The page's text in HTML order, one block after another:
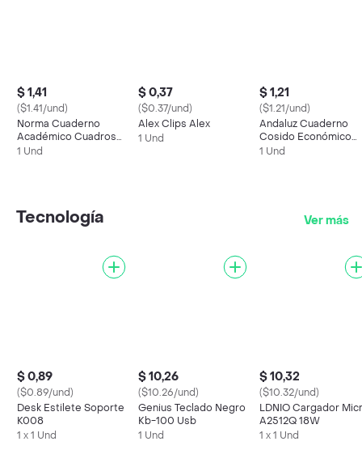
$ 1,41
($1.41/und)
Norma Cuaderno
Académico Cuadros
100 Hojas
1 Und
$ 0,37
($0.37/und)
Alex Clips Alex
1 Und
$ 1,21
($1.21/und)
Andaluz Cuaderno
Cosido Económico
100 Hojas 2 Líneas
1 Und
Tecnología Ver más
$ 0,89
($0.89/und)
Desk Estilete Soporte
K008
1 x 1 Und
$ 10,26
($10.26/und)
Genius Teclado Negro
Kb-100 Usb
1 Und
$ 10,32
($10.32/und)
LDNIO Cargador
A2512Q 18W
1 x 1 Und